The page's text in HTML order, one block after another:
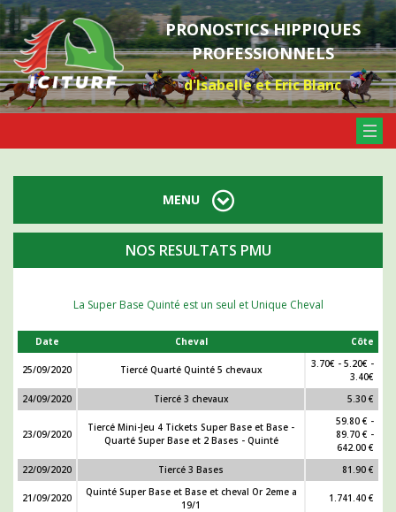
PRONOSTICS HIPPIQUES
PROFESSIONNELS
d'Isabelle et Eric Blanc
NOS RESULTATS PMU
La Super Base Quinté est un seul et Unique Cheval
Date Cheval Côte
25/09/2020 Tiercé Quarté Quinté 5 chevaux
3.70€ - 5.20€ -
3.40€
24/09/2020
Tiercé 3 chevaux 5.30 €
23/09/2020
Tiercé Mini-Jeu 4 Tickets Super Base et Base -
Quarté Super Base et 2 Bases - Quinté
59.80 € -
89.70 € -
642.00 €
22/09/2020
Tiercé 3 Bases 81.90 €
21/09/2020
Quinté Super Base et Base et cheval Or 2eme a
19/1
1.741.40 €
MENU